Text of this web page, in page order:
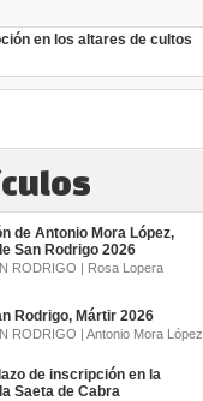
en los altares de cultos
de Antonio Mora López,
San Rodrigo 2026
RODRIGO | Rosa Lopera
Rodrigo, Mártir 2026
RODRIGO | Antonio Mora López
de inscripción en la
Saeta de Cabra